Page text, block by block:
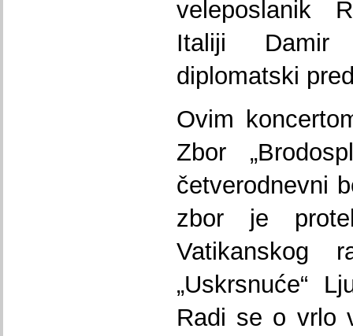
veleposlanik
Italiji
diplomatski
Ovim
Zbor
četverodnevni
zbor je
Vatikanskog
„Uskrsnuće“
Radi se o vrlo